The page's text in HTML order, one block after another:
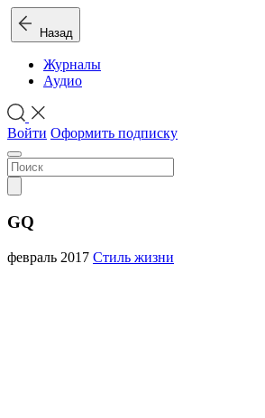
Назад
Журналы
Аудио
Войти Оформить подписку
GQ
февраль 2017 Стиль жизни